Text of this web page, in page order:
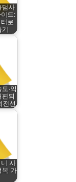
덤사
드:
로
기
·익
편되
전선
사
복 가